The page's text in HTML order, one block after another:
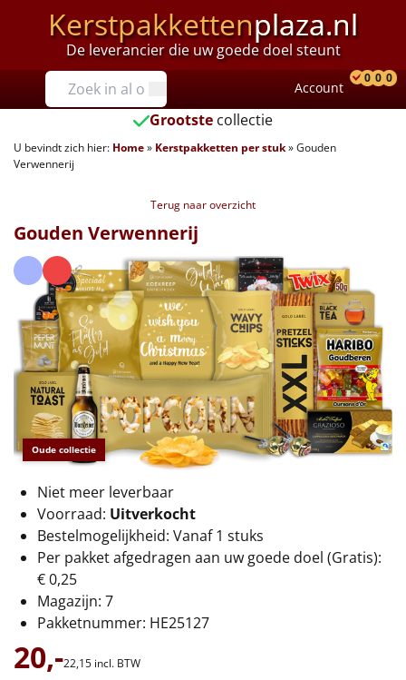
Kerstpakkettenplaza.nl
De leverancier die uw goede doel steunt
Prijzen
Tot €25
€25 tot €35
€40 tot €45
€45 tot €50
€50 tot €55
€55 tot €75
€75 tot €100
€100 en hoger
Alle kerstpakketten 2026
Thema
Origineel
Rituals
Luxe
Account
0 0 0
Grootste collectie
U bevindt zich hier: Home» Kerstpakketten per stuk»Gouden
Verwennerij
Terug naar overzicht
Oude collectie
Gouden Verwennerij
Niet meer leverbaar
Voorraad: Uitverkocht
Bestelmogelijkheid: Vanaf 1 stuks
Per pakket afgedragen aan uw goede doel (Gratis):
€ 0,25
Magazijn: 7
Pakketnummer: HE25127
20,-22,15 incl. BTW